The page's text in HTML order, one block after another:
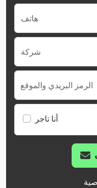
هاتف
شركة
الرمز البريدي والموقع
أنا تاجر